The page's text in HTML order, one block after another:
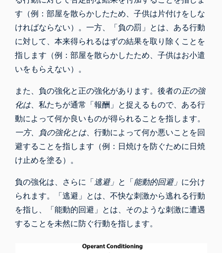
す（例：部屋を散らかしたため、子供は片付けをしな
ければならない）。一方、「負の罰」とは、ある行動
に対して、本来得られるはずの結果を取り除くことを
指します（例：部屋を散らかしたため、子供はお小遣
いをもらえない）。
また、負の強化と正の強化があります。後者の正の強
化は、私たちが通常「報酬」と捉えるもので、ある行
動によって何か良いものが得られることを指します。
一方、負の強化とは、行動によって何か悪いことを回
避することを指します（例：日焼けを防ぐために日焼
け止めを塗る）。
負の強化は、さらに「逃避」 と「能動的回避」 に分け
られます。「逃避」とは、不快な刺激から逃れる行動
を指し、「能動的回避」とは、そのような刺激に遭遇
することを未然に防ぐ行動を指します。